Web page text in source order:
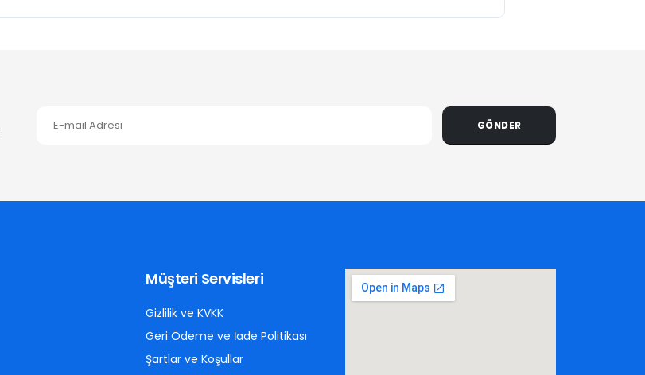
GÖNDER
Müşteri Servisleri
Gizlilik ve KVKK
Geri Ödeme ve İade Politikası
Şartlar ve Koşullar